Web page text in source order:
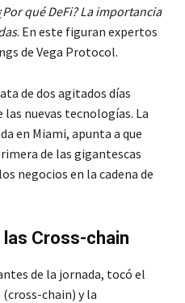
qué DeFi? La importancia
. En este figuran expertos
de Vega Protocol.
de dos agitados días
nuevas tecnologías. La
en Miami, apunta a que
de las gigantescas
negocios en la cadena de
Cross-chain
de la jornada, tocó el
(cross-chain) y la